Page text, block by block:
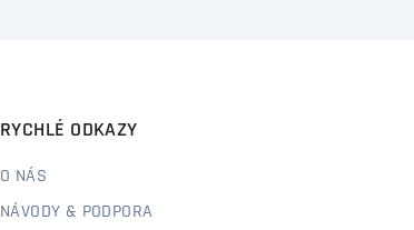
RYCHLÉ ODKAZY
O NÁS
NÁVODY & PODPORA